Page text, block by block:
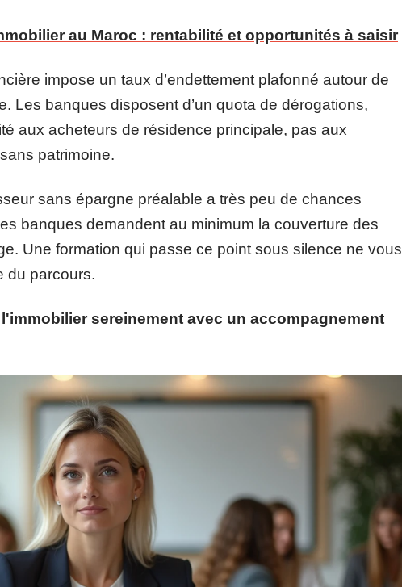
au Maroc : rentabilité et opportunités à saisir
impose un taux d’endettement plafonné autour de
Les banques disposent d’un quota de dérogations,
aux acheteurs de résidence principale, pas aux
patrimoine.
sans épargne préalable a très peu de chances
banques demandent au minimum la couverture des
Une formation qui passe ce point sous silence ne vous
du parcours.
sereinement avec un accompagnement